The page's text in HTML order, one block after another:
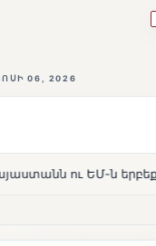
06, 2026
ն երբեք այսքան մոտ